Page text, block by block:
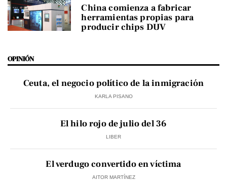
China comienza a fabricar
herramientas propias para
producir chips DUV
OPINIÓN
Ceuta, el negocio político de la inmigración
KARLA PISANO
El hilo rojo de julio del 36
LIBER
El verdugo convertido en víctima
AITOR MARTÍNEZ